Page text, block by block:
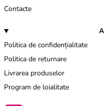
Contacte
Politica de confidențialitate
Politica de returnare
Livrarea produselor
Program de loialitate